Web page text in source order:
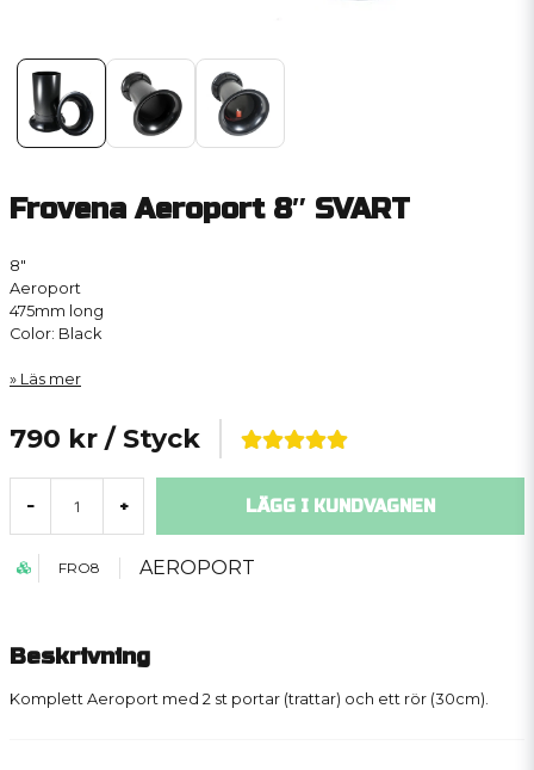
Frovena Aeroport 8″ SVART
8″
Aeroport
475mm long
Color: Black
Läs mer
790 kr / Styck
- + LÄGG I KUNDVAGNEN
FRO8 AEROPORT
Beskrivning
Komplett Aeroport med 2 st portar (trattar) och ett rör (30cm).